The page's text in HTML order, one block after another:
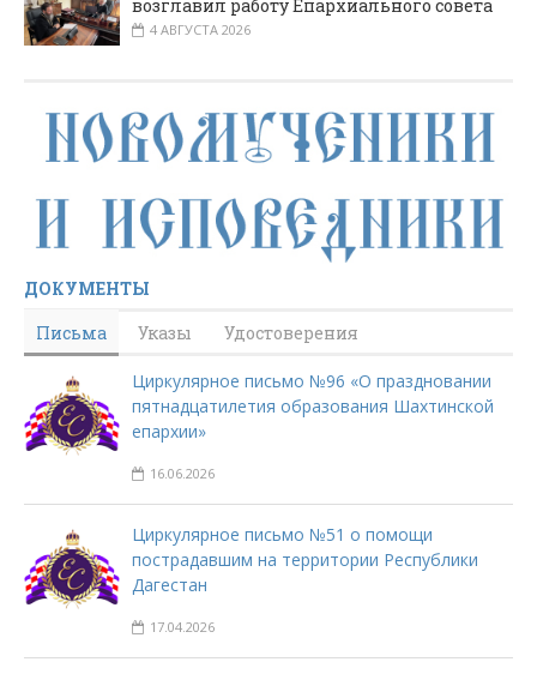
возглавил работу Епархиального совета
4 АВГУСТА 2026
ДОКУМЕНТЫ
Письма
Указы Удостоверения
Циркулярное письмо №96 «О праздновании
пятнадцатилетия образования Шахтинской
епархии»
16.06.2026
Циркулярное письмо №51 о помощи
пострадавшим на территории Республики
Дагестан
17.04.2026